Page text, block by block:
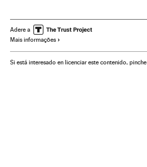
Puebla Donald Trump Emigração
Imigrantes
Imigração
Adere a
Mais informações
Si está interesado en licenciar este contenido, pinche